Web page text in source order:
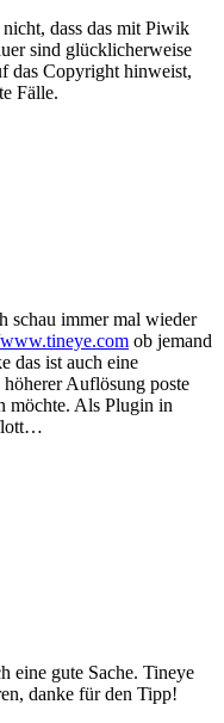
dass das mit Piwik
sind glücklicherweise
das Copyright hinweist,
Fälle.
schau immer mal wieder
ob jemand
das ist auch eine
Auflösung poste
möchte. Als Plugin in
flott…
eine gute Sache. Tineye
danke für den Tipp!